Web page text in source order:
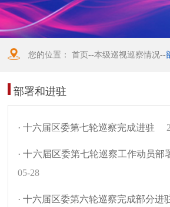
您的位置：首页--本级巡视巡察情况--
部署和进驻
· 十六届区委第七轮巡察完成进驻
· 十六届区委第七轮巡察工作动员部
05-28
· 十六届区委第六轮巡察完成部分进